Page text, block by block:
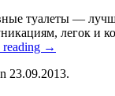
туалеты —
легок и
→
23.09.2013.